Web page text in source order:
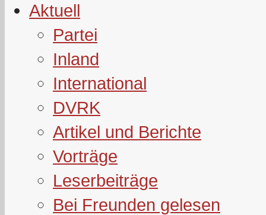
Aktuell
Partei
Inland
International
DVRK
Artikel und Berichte
Vorträge
Leserbeiträge
Bei Freunden gelesen